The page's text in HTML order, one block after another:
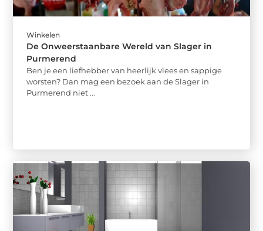
Winkelen
De Onweerstaanbare Wereld van Slager in
Purmerend
Ben je een liefhebber van heerlijk vlees en sappige
worsten? Dan mag een bezoek aan de Slager in
Purmerend niet ...